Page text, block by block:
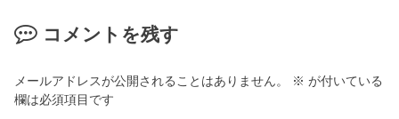
コメントを残す
メールアドレスが公開されることはありません。 ※ が付いている
欄は必須項目です